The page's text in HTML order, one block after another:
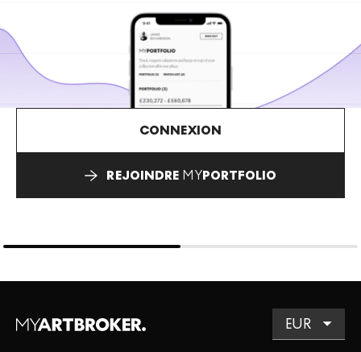
CONNEXION
REJOINDRE MYPORTFOLIO